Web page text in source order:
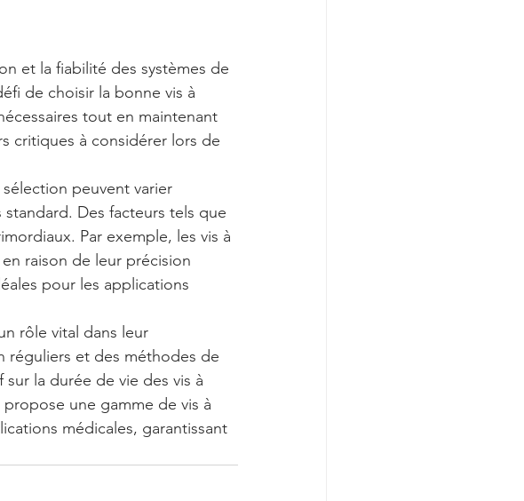
et la fiabilité des systèmes de
de choisir la bonne vis à
tout en maintenant
critiques à considérer lors de
peuvent varier
Des facteurs tels que
Par exemple, les vis à
raison de leur précision
pour les applications
rôle vital dans leur
réguliers et des méthodes de
la durée de vie des vis à
une gamme de vis à
médicales, garantissant